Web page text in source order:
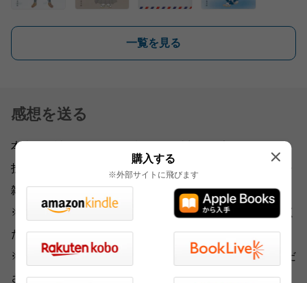
一覧を見る
感想を送る
本書をお読みになったご意見・ご感想をお寄せください。
投稿されたお客様の声は、弊社ウェブサイト、また新聞・
雑誌広告などに掲載させていただく場合がございます。
※いただいた内容へのご返信は致しかねますのでご了承く
ださい。
※ご意見・ご感想以外は、
から各部門にお送りくだ
さい。
購入する
※外部サイトに飛びます